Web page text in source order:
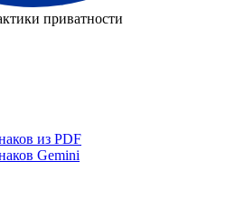
приватности
из PDF
Gemini